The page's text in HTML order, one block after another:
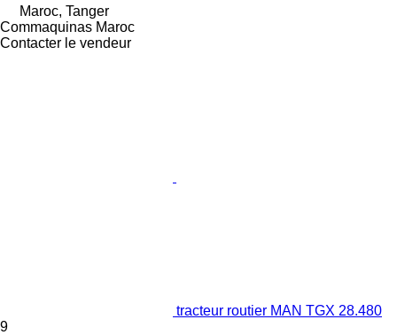
Maroc, Tanger
Commaquinas Maroc
Contacter le vendeur
tracteur routier MAN TGX 28.480
9